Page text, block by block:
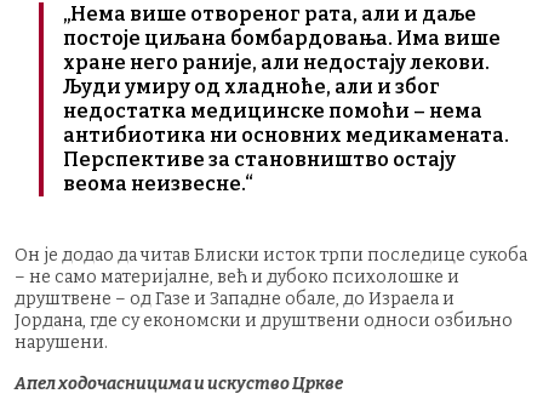
„Нема више отвореног рата, али и даље
постоје циљана бомбардовања. Има више
хране него раније, али недостају лекови.
Људи умиру од хладноће, али и због
недостатка медицинске помоћи – нема
антибиотика ни основних медикамената.
Перспективе за становништво остају
веома неизвесне.“
Он је додао да читав Блиски исток трпи последице сукоба
– не само материјалне, већ и дубоко психолошке и
друштвене – од Газе и Западне обале, до Израела и
Јордана, где су економски и друштвени односи озбиљно
нарушени.
Апел ходочасницима и искуство Цркве